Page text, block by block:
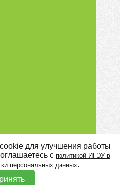
для улучшения работы
с политикой ИГЭУ в
персональных данных.